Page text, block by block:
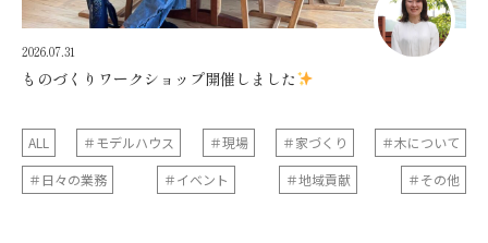
2026.07.31
ものづくりワークショップ開催しました
ALL ＃モデルハウス ＃現場 ＃家づくり
＃木について
＃日々の業務
＃イベント ＃地域貢献 ＃その他